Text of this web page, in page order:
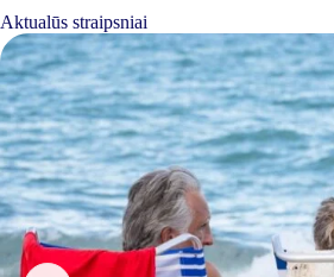
Aktualūs straipsniai